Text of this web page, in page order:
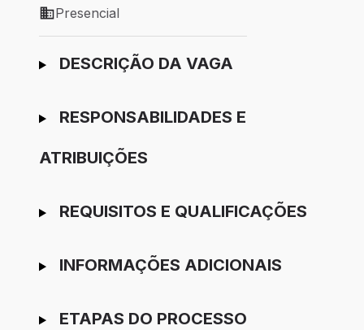
Modelo de trabalho: Presencial
Presencial
Ir para candidatura
DESCRIÇÃO DA VAGA
RESPONSABILIDADES E
ATRIBUIÇÕES
REQUISITOS E QUALIFICAÇÕES
INFORMAÇÕES ADICIONAIS
ETAPAS DO PROCESSO